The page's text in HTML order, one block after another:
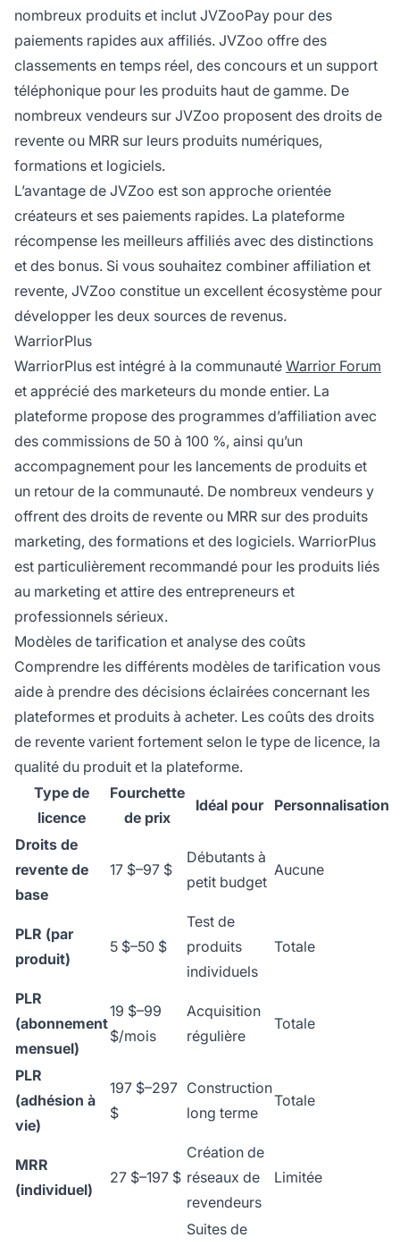
nombreux produits et inclut JVZooPay pour des
paiements rapides aux affiliés. JVZoo offre des
classements en temps réel, des concours et un support
téléphonique pour les produits haut de gamme. De
nombreux vendeurs sur JVZoo proposent des droits de
revente ou MRR sur leurs produits numériques,
formations et logiciels.
L’avantage de JVZoo est son approche orientée
créateurs et ses paiements rapides. La plateforme
récompense les meilleurs affiliés avec des distinctions
et des bonus. Si vous souhaitez combiner affiliation et
revente, JVZoo constitue un excellent écosystème pour
développer les deux sources de revenus.
WarriorPlus
WarriorPlus est intégré à la communauté Warrior Forum
et apprécié des marketeurs du monde entier. La
plateforme propose des programmes d’affiliation avec
des commissions de 50 à 100 %, ainsi qu’un
accompagnement pour les lancements de produits et
un retour de la communauté. De nombreux vendeurs y
offrent des droits de revente ou MRR sur des produits
marketing, des formations et des logiciels. WarriorPlus
est particulièrement recommandé pour les produits liés
au marketing et attire des entrepreneurs et
professionnels sérieux.
Modèles de tarification et analyse des coûts
Comprendre les différents modèles de tarification vous
aide à prendre des décisions éclairées concernant les
plateformes et produits à acheter. Les coûts des droits
de revente varient fortement selon le type de licence, la
qualité du produit et la plateforme.
Type de
licence
Fourchette
de prix
Idéal pour Personnalisation
Droits de
revente de
base
17 $–97 $
Débutants à
petit budget
Aucune
PLR (par
produit)
5 $–50 $
Test de
produits
individuels
Totale
PLR
(abonnement
mensuel)
19 $–99
$/mois
Acquisition
régulière
Totale
PLR
(adhésion à
vie)
197 $–297
$
Construction
long terme
Totale
MRR
(individuel)
27 $–197 $
Création de
réseaux de
revendeurs
Limitée
Suites de